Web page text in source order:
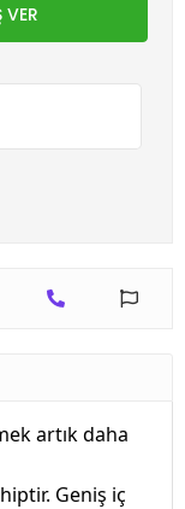
VER
artık daha
Geniş iç